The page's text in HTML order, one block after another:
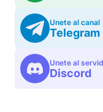
Unete al canal
Telegram
Unete al
Discord